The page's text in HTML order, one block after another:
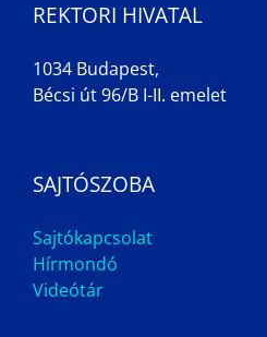
REKTORI HIVATAL
1034 Budapest,
Bécsi út 96/B I-II. emelet
SAJTÓSZOBA
Sajtókapcsolat
Hírmondó
Videótár